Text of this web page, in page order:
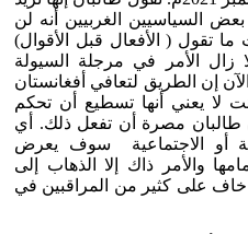
السياسيين الغربيين أنه لن
ما تقول ( الأفعال قبل الأقوال)
زال الأمر في مرجلة السيولة
إن الطريق لتعافي أفغانستان
لا يعني أنها تسطيع أن تحكم
طالبان مصرة أن تفعل ذلك. أي
أو الاجتماعية سوف يعرض
والأمر ذاك إلا الذهاب إلى
خاف على كثير من المراقبين في